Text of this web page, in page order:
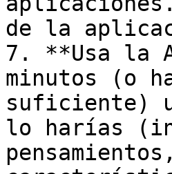
de la
7. **Usa la
minutos (o
suficiente)
lo harías